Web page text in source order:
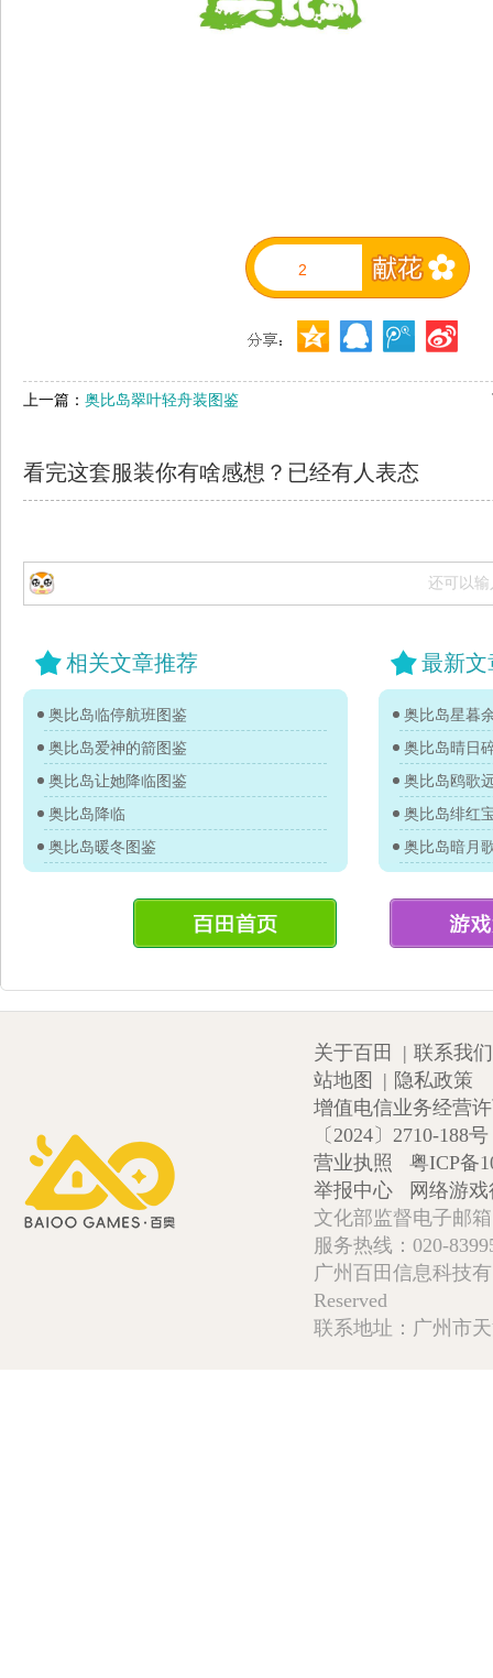
2
上一篇： 奥比岛翠叶轻舟装图鉴
看完这套服装你有啥感想？已经有人表态
还可以输
相关文章推荐
奥比岛临停航班图鉴
奥比岛爱神的箭图鉴
奥比岛让她降临图鉴
奥比岛降临
奥比岛暖冬图鉴
最新文
奥比岛星暮
奥比岛晴日
奥比岛鸥歌
奥比岛绯红
奥比岛暗月
关于百田 | 联系我们
站地图
| 隐私政策
增值电信业务经营
〔2024〕2710-188号
营业执照
粤ICP备
举报中心
网络游
文化部监督电子邮
服务热线：020-
广州百田信息科技
Reserved
联系地址：广州市